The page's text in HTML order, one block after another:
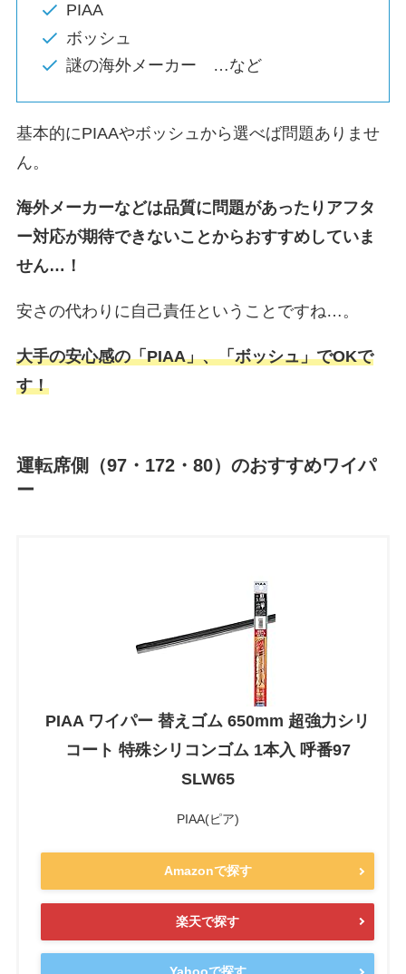
PIAA
ボッシュ
謎の海外メーカー …など
基本的にPIAAやボッシュから選べば問題ありませ
ん。
海外メーカーなどは品質に問題があったりアフタ
ー対応が期待できないことからおすすめしていま
せん…！
安さの代わりに自己責任ということですね…。
大手の安心感の「PIAA」、「ボッシュ」でOKで
す！
運転席側（97・172・80）のおすすめワイパ
ー
PIAA ワイパー 替えゴム 650mm 超強力シリ
コート 特殊シリコンゴム 1本入 呼番97
SLW65
PIAA(ピア)
Amazonで探す
楽天で探す